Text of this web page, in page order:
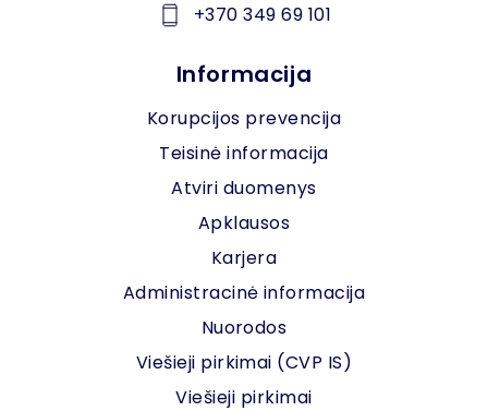
+370 349 69 101
Informacija
Korupcijos prevencija
Teisinė informacija
Atviri duomenys
Apklausos
Karjera
Administracinė informacija
Nuorodos
Viešieji pirkimai (CVP IS)
Viešieji pirkimai